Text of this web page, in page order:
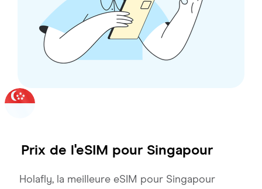
Prix de l'eSIM pour Singapour
Holafly, la meilleure eSIM pour Singapour